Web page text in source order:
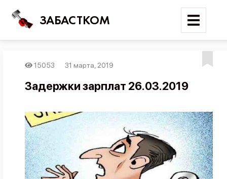
ЗАБАСТКОМ
Карта событий
Трудовые конфликты
Отчеты
15053 31 марта, 2019
Задержки зарплат 26.03.2019